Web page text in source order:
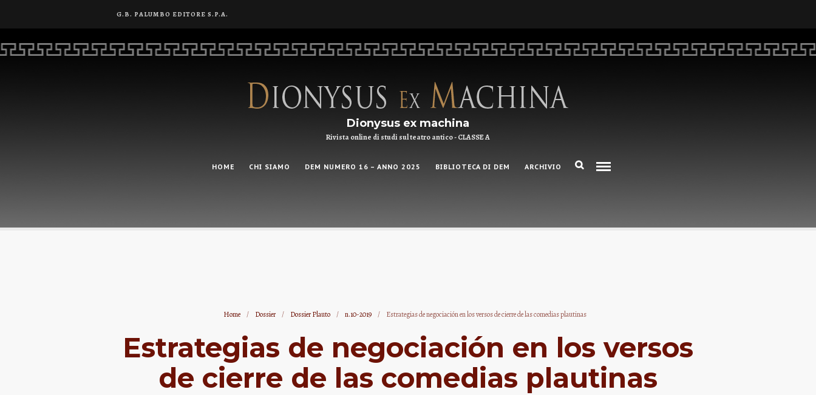
G.B. PALUMBO EDITORE S.P.A.
Dionysus ex machina
Rivista online di studi sul teatro antico - CLASSE A
HOME CHI SIAMO DEM NUMERO 16 – ANNO 2025 BIBLIOTECA DI DEM ARCHIVIO
Home / Dossier / Dossier Plauto / n.10-2019 / Estrategias de negociación en los versos de cierre de las comedias plautinas
Estrategias de negociación en los versos
de cierre de las comedias plautinas